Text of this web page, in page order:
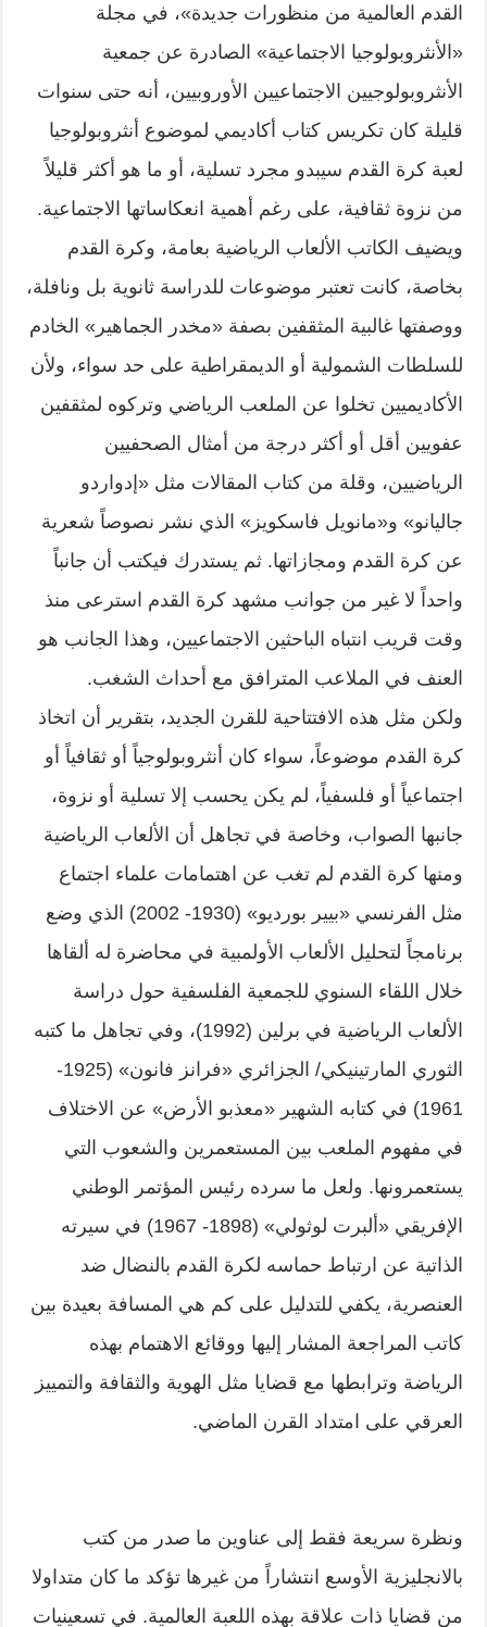
القدم العالمية من منظورات جديدة»، في مجلة
«الأنثروبولوجيا الاجتماعية» الصادرة عن جمعية
الأنثروبولوجيين الاجتماعيين الأوروبيين، أنه حتى سنوات
قليلة كان تكريس كتاب أكاديمي لموضوع أنثروبولوجيا
لعبة كرة القدم سيبدو مجرد تسلية، أو ما هو أكثر قليلاً
من نزوة ثقافية، على رغم أهمية انعكاساتها الاجتماعية.
ويضيف الكاتب الألعاب الرياضية بعامة، وكرة القدم
بخاصة، كانت تعتبر موضوعات للدراسة ثانوية بل ونافلة،
ووصفتها غالبية المثقفين بصفة «مخدر الجماهير» الخادم
للسلطات الشمولية أو الديمقراطية على حد سواء، ولأن
الأكاديميين تخلوا عن الملعب الرياضي وتركوه لمثقفين
عفويين أقل أو أكثر درجة من أمثال الصحفيين
الرياضيين، وقلة من كتاب المقالات مثل «إدواردو
جاليانو» و«مانويل فاسكويز» الذي نشر نصوصاً شعرية
عن كرة القدم ومجازاتها. ثم يستدرك فيكتب أن جانباً
واحداً لا غير من جوانب مشهد كرة القدم استرعى منذ
وقت قريب انتباه الباحثين الاجتماعيين، وهذا الجانب هو
العنف في الملاعب المترافق مع أحداث الشغب.
ولكن مثل هذه الافتتاحية للقرن الجديد، بتقرير أن اتخاذ
كرة القدم موضوعاً، سواء كان أنثروبولوجياً أو ثقافياً أو
اجتماعياً أو فلسفياً، لم يكن يحسب إلا تسلية أو نزوة،
جانبها الصواب، وخاصة في تجاهل أن الألعاب الرياضية
ومنها كرة القدم لم تغب عن اهتمامات علماء اجتماع
مثل الفرنسي «بيير بورديو» (1930- 2002) الذي وضع
برنامجاً لتحليل الألعاب الأولمبية في محاضرة له ألقاها
خلال اللقاء السنوي للجمعية الفلسفية حول دراسة
الألعاب الرياضية في برلين (1992)، وفي تجاهل ما كتبه
الثوري المارتينيكي/ الجزائري «فرانز فانون» (1925-
1961) في كتابه الشهير «معذبو الأرض» عن الاختلاف
في مفهوم الملعب بين المستعمرين والشعوب التي
يستعمرونها. ولعل ما سرده رئيس المؤتمر الوطني
الإفريقي «ألبرت لوثولي» (1898- 1967) في سيرته
الذاتية عن ارتباط حماسه لكرة القدم بالنضال ضد
العنصرية، يكفي للتدليل على كم هي المسافة بعيدة بين
كاتب المراجعة المشار إليها ووقائع الاهتمام بهذه
الرياضة وترابطها مع قضايا مثل الهوية والثقافة والتمييز
العرقي على امتداد القرن الماضي.
ونظرة سريعة فقط إلى عناوين ما صدر من كتب
بالانجليزية الأوسع انتشاراً من غيرها تؤكد ما كان متداولا
من قضايا ذات علاقة بهذه اللعبة العالمية. في تسعينيات